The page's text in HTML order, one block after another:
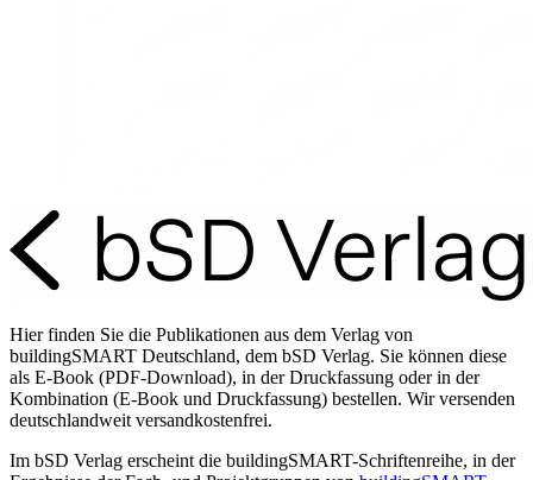
Hier finden Sie die Publikationen aus dem Verlag von
buildingSMART Deutschland, dem bSD Verlag. Sie können diese
als E-Book (PDF-Download), in der Druckfassung oder in der
Kombination (E-Book und Druckfassung) bestellen. Wir versenden
deutschlandweit versandkostenfrei.
Im bSD Verlag erscheint die buildingSMART-Schriftenreihe, in der